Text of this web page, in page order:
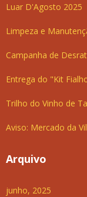
Luar D'Agosto 2025
Limpeza e
Campanha de
Entrega do "Kit
Trilho do Vinho de
Aviso: Mercado da
Arquivo
junho, 2025